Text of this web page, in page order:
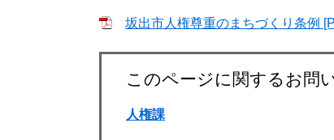
坂出市人権尊重のまちづくり条例
このページに関するお問
人権課